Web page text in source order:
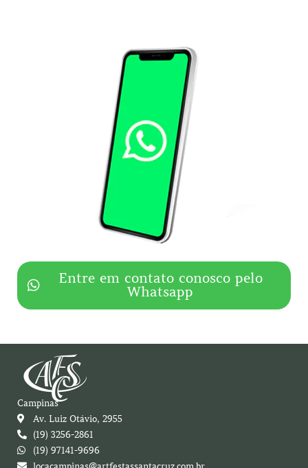
Entre em contato conosco pelo
Whatsapp
Campinas
Av. Luiz Otávio, 2955
(19) 3256-2861
(19) 97141-9696